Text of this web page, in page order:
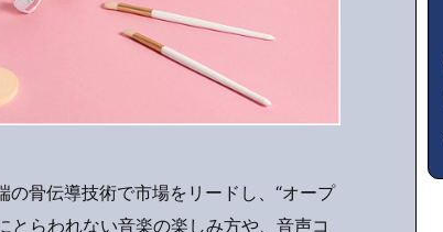
骨伝導技術で市場をリードし、“オープ
とらわれない音楽の楽しみ方や、音声コ